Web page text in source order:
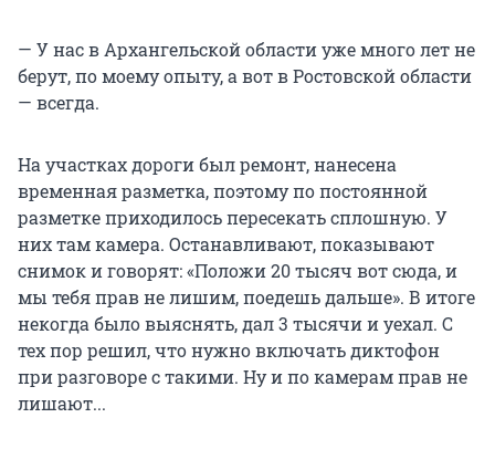
— У нас в Архангельской области уже много лет не
берут, по моему опыту, а вот в Ростовской области
— всегда.
На участках дороги был ремонт, нанесена
временная разметка, поэтому по постоянной
разметке приходилось пересекать сплошную. У
них там камера. Останавливают, показывают
снимок и говорят: «Положи 20 тысяч вот сюда, и
мы тебя прав не лишим, поедешь дальше». В итоге
некогда было выяснять, дал 3 тысячи и уехал. С
тех пор решил, что нужно включать диктофон
при разговоре с такими. Ну и по камерам прав не
лишают...